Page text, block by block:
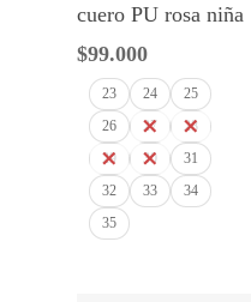
cuero PU rosa niña
$99.000
23 24
25
26
27
28
29
30
31
32
33
34
35